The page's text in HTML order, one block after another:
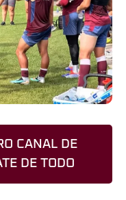
CANAL DE
DE TODO